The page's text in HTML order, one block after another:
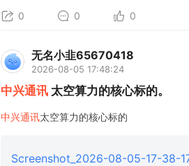
0 0 0
无名小韭65670418
2026-08-05 17:48:24
中兴通讯 太空算力的核心标的。
中兴通讯太空算力的核心标的
Screenshot_2026-08-05-17-38-